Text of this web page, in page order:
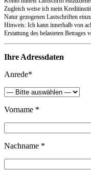
Zugleich weise ich mein
Natur gezogenen Lastschriften
Hinweis: Ich kann innerhalb von
Erstattung des belasteten Betrages
Ihre Adressdaten
Anrede*
Vorname *
Nachname *